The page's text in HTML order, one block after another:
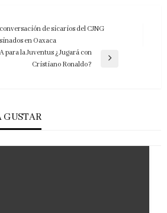
de sicarios del CJNG
en Oaxaca
para la Juventus ¿Jugará con
Cristiano Ronaldo?
GUSTAR